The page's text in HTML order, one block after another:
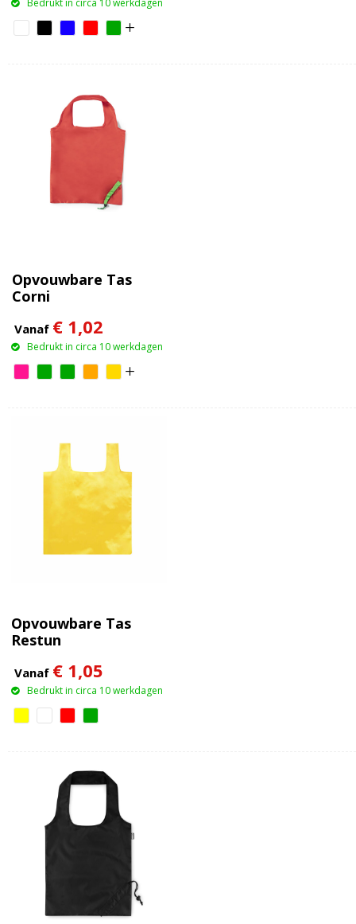
Bedrukt in circa 10 werkdagen
Opvouwbare Tas
Corni
Vanaf € 1,02
Bedrukt in circa 10 werkdagen
Opvouwbare Tas
Restun
Vanaf € 1,05
Bedrukt in circa 10 werkdagen